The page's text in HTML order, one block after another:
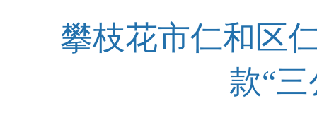
攀枝花市仁和区
款“